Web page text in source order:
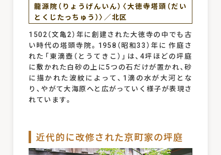
龍源院（りょうげんいん）〈大徳寺塔頭（だい
とくじたっちゅう）〉／北区
1502（文亀2）年に創建された大徳寺の中でも古
い時代の塔頭寺院。1958（昭和33）年に 作庭さ
れた「東滴壺（とうてきこ）」は、4坪ほどの坪庭
に敷かれた白砂の上に5つの石だけが置かれ、砂
に描かれた波紋によって、1滴の水が大河とな
り、やがて大海原へと広がっていく様子が表現さ
れています。
近代的に改修された京町家の坪庭